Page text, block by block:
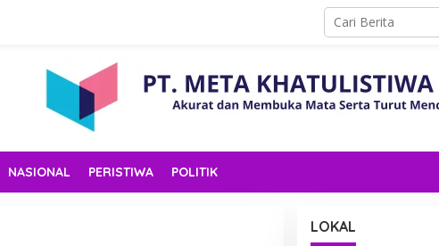
NASIONAL PERISTIWA POLITIK
LOKAL